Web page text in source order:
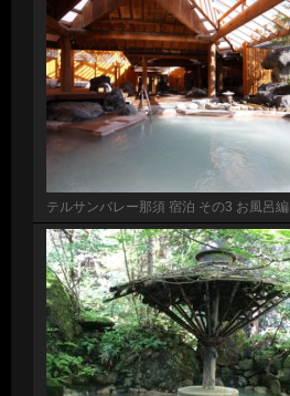
テルサンバレー那須 宿泊 その3 お風呂編